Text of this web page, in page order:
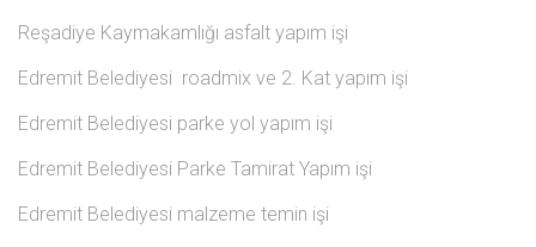
Reşadiye Kaymakamlığı asfalt yapım işi
Edremit Belediyesi roadmix ve 2. Kat yapım işi
Edremit Belediyesi parke yol yapım işi
Edremit Belediyesi Parke Tamirat Yapım işi
Edremit Belediyesi malzeme temin işi